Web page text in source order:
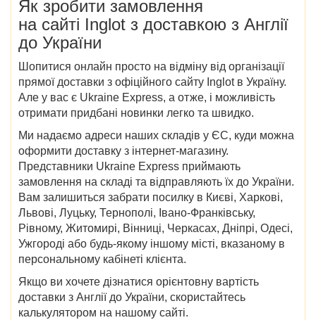
Як зробити замовлення
на сайті Inglot з доставкою з Англії
до України
Шопитися онлайн просто на відміну від організації
прямої доставки з офіційного сайту Inglot в Україну.
Але у вас є Ukraine Express, а отже, і можливість
отримати придбані новинки легко та швидко.
Ми надаємо адреси наших складів у ЄС, куди можна
оформити доставку з інтернет-магазину.
Представники Ukraine Express приймають
замовлення на складі та відправляють їх до України.
Вам залишиться забрати посилку в Києві, Харкові,
Львові, Луцьку, Тернополі, Івано-Франківську,
Рівному, Житомирі, Вінниці, Черкасах, Дніпрі, Одесі,
Ужгороді або будь-якому іншому місті, вказаному в
персональному кабінеті клієнта.
Якщо ви хочете дізнатися орієнтовну вартість
доставки з Англії до України, скористайтесь
калькулятором на нашому сайті.